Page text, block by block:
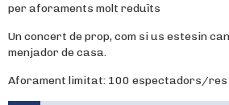
per aforaments molt reduïts
Un concert de prop, com si us estesin
menjador de casa.
Aforament limitat: 100 espectadors/res